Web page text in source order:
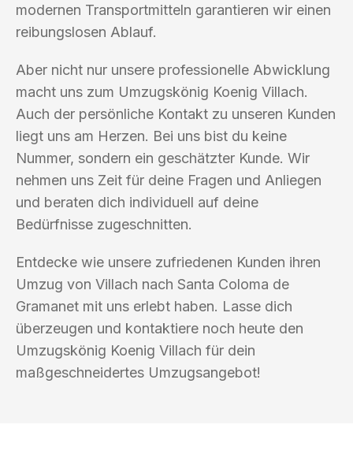
modernen Transportmitteln garantieren wir einen
reibungslosen Ablauf.
Aber nicht nur unsere professionelle Abwicklung
macht uns zum Umzugskönig Koenig Villach.
Auch der persönliche Kontakt zu unseren Kunden
liegt uns am Herzen. Bei uns bist du keine
Nummer, sondern ein geschätzter Kunde. Wir
nehmen uns Zeit für deine Fragen und Anliegen
und beraten dich individuell auf deine
Bedürfnisse zugeschnitten.
Entdecke wie unsere zufriedenen Kunden ihren
Umzug von Villach nach Santa Coloma de
Gramanet mit uns erlebt haben. Lasse dich
überzeugen und kontaktiere noch heute den
Umzugskönig Koenig Villach für dein
maßgeschneidertes Umzugsangebot!